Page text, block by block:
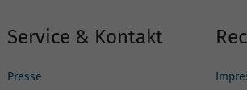
Service & Kontakt
Presse